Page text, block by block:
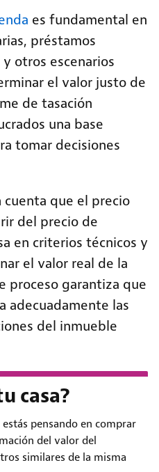
es fundamental en
préstamos
otros escenarios
el valor justo de
de tasación
una base
tomar decisiones
que el precio
del precio de
en criterios técnicos y
el valor real de la
proceso garantiza que
adecuadamente las
del inmueble